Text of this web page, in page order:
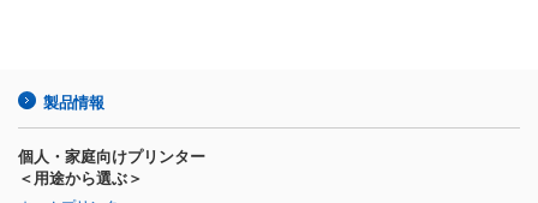
製品情報
個人・家庭向けプリンター
＜用途から選ぶ＞